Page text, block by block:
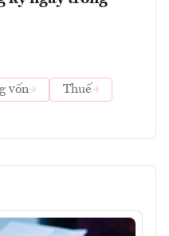
vốn
Thuế